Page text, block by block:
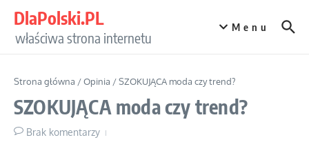
DlaPolski.PL
właściwa strona internetu
Menu
Strona główna /Opinia /SZOKUJĄCA moda czy trend?
SZOKUJĄCA moda czy trend?
Brak komentarzy